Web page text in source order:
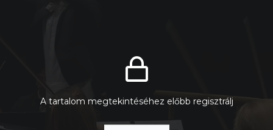
A tartalom megtekintéséhez előbb regisztrálj